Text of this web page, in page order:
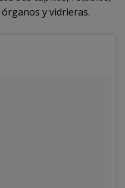
y vidrieras.